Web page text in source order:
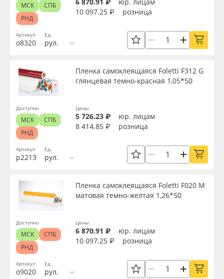
Артикул
о8320
Ед.
рул.
10 097.25 ₽
розница
МСК
СПБ
РНД
Артикул
р2213
Пленка самоклеящаяся Foletti F312 G
глянцевая темно-красная 1,05*50
Ед.
рул.
Цены
5 726.23 ₽
юр. лицам
8 414.85 ₽
розница
Доступно
МСК
СПБ
РНД
Артикул
о9020
Пленка самоклеящаяся Foletti F020 M
матовая темно-желтая 1,26*50
Ед.
рул.
Цены
6 870.91 ₽
юр. лицам
10 097.25 ₽
розница
Доступно
МСК
СПБ
РНД